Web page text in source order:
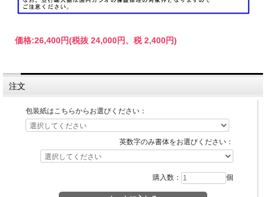
価格:26,400円(税抜 24,000円、税 2,400円)
注文
包装紙はこちらからお選びください：
英数字のみ書体をお選びください：
購入数： 個